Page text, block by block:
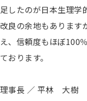
足したのが日本生理学
改良の余地もあります
え、信頼度もほぼ100
ております。
理事長 ／ 平林 大樹